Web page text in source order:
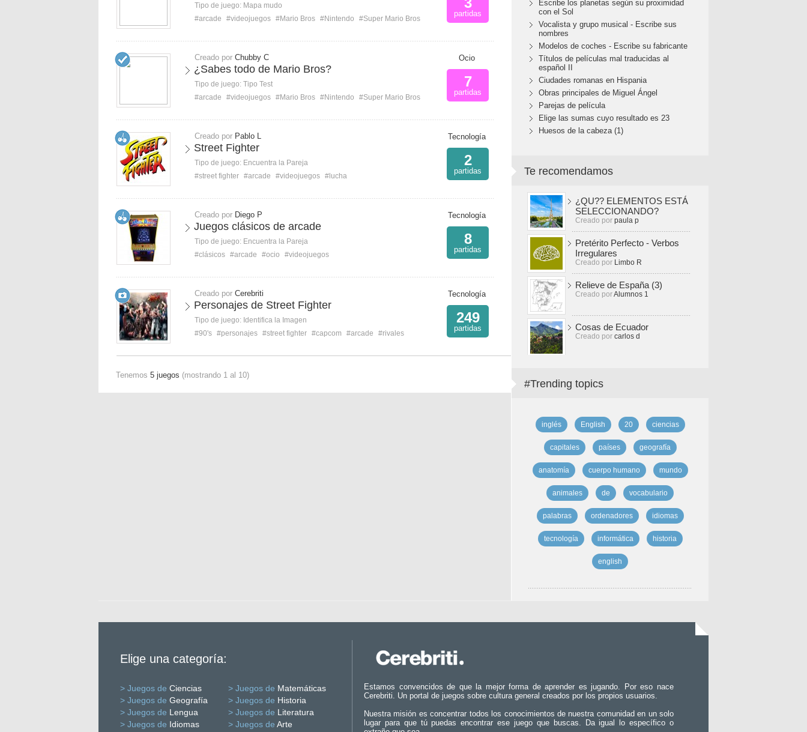
Tipo de juego: Mapa mudo
#arcade
#videojuegos #Mario Bros #Nintendo #Super Mario Bros
partidas
Creado por Chubby C
¿Sabes todo de Mario Bros?
Tipo de juego: Tipo Test
#arcade
#videojuegos #Mario Bros #Nintendo #Super Mario Bros
Ocio
7
partidas
Creado por Pablo L
Street Fighter
Tipo de juego: Encuentra la Pareja
#street fighter #arcade #videojuegos #lucha
Tecnología
2
partidas
Creado por Diego P
Juegos clásicos de arcade
Tipo de juego: Encuentra la Pareja
#clásicos #arcade #ocio #videojuegos
Tecnología
8
partidas
Creado por Cerebriti
Personajes de Street Fighter
Tipo de juego: Identifica la Imagen
#90's #personajes #street fighter #capcom #arcade #rivales
Tecnología
249
partidas
Tenemos 5 juegos (mostrando 1 al 10)
Escribe los planetas según su proximidad
con el Sol
Vocalista y grupo musical - Escribe sus
nombres
Modelos de coches - Escribe su fabricante
Títulos de películas mal traducidas al
español II
Ciudades romanas en Hispania
Obras principales de Miguel Ángel
Parejas de película
Elige las sumas cuyo resultado es 23
Huesos de la cabeza (1)
Te recomendamos
¿QU?? ELEMENTOS ESTÁ
SELECCIONANDO?
Creado por paula p
Pretérito Perfecto - Verbos
Irregulares
Creado por Limbo R
Relieve de España (3)
Creado porAlumnos 1
Cosas de Ecuador
Creado por carlos d
#Trending topics
inglés English 20 ciencias
capitales países geografía
anatomía cuerpo humano mundo
animales de vocabulario
palabras ordenadores idiomas
tecnología informática historia
english
Elige una categoría:
> Juegos de Ciencias > Juegos de Matemáticas
> Juegos de Geografía > Juegos de Historia
> Juegos de Lengua > Juegos de Literatura
> Juegos de Idiomas > Juegos de Arte
Estamos convencidos de que la mejor forma de aprender es jugando. Por eso nace
Cerebriti. Un portal de juegos sobre cultura general creados por los propios usuarios.
Nuestra misión es concentrar todos los conocimientos de nuestra comunidad en un solo
lugar para que tú puedas encontrar ese juego que buscas. Da igual lo específico o